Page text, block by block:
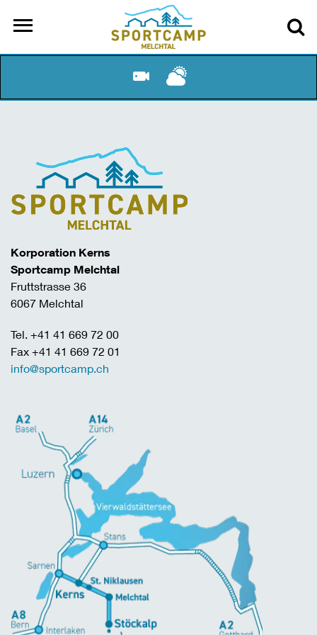
Korporation Kerns
Sportcamp Melchtal
Fruttstrasse 36
6067 Melchtal
Tel. +41 41 669 72 00
Fax +41 41 669 72 01
info@sportcamp.ch